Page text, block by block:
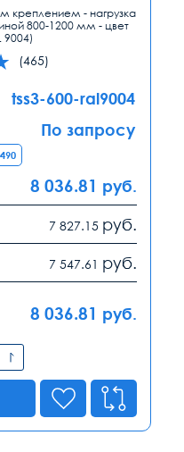
креплением - нагрузка
800-1200 мм - цвет
9004)
(465)
tss3-600-ral9004
По запросу
8 036.81 руб.
7 827.15 руб.
7 547.61 руб.
8 036.81 руб.